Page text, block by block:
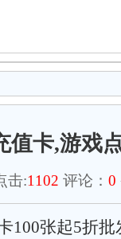
值卡,游戏
击:1102 评论： 0
100张起5折